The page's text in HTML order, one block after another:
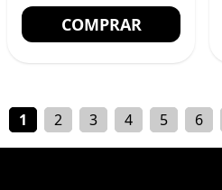
COMPRAR
1 2 3 4 5 6